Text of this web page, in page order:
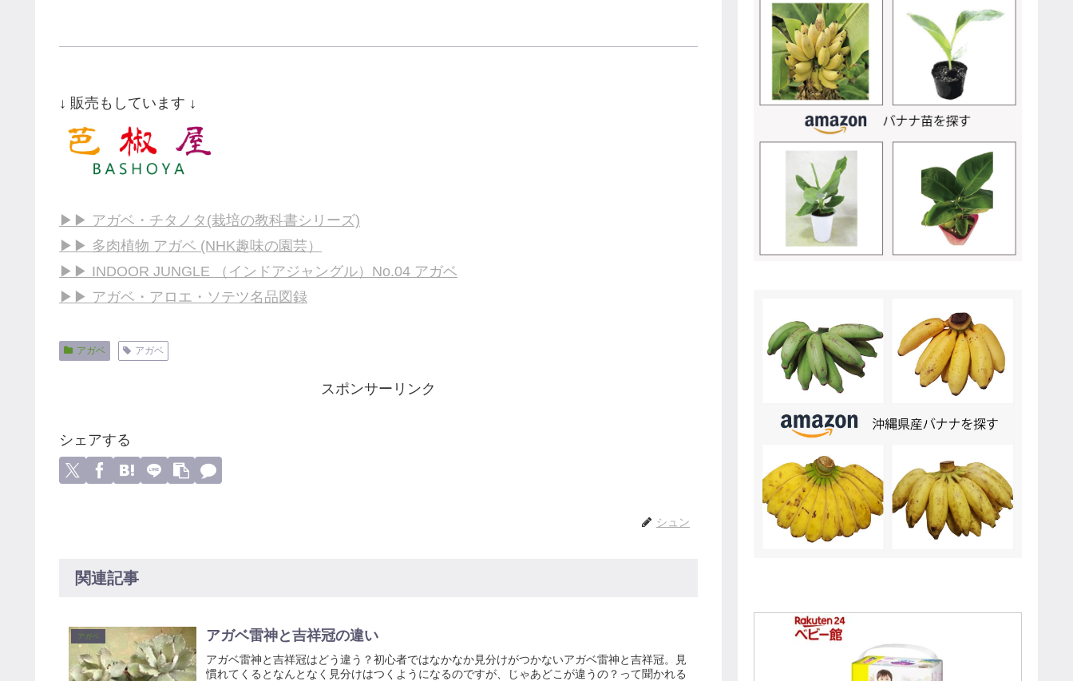
↓ 販売もしています ↓
▶▶ アガベ・チタノタ(栽培の教科書シリーズ)
▶▶ 多肉植物 アガベ (NHK趣味の園芸）
▶▶ INDOOR JUNGLE （インドアジャングル）No.04 アガベ
▶▶ アガベ・アロエ・ソテツ名品図録
アガベ アガベ
スポンサーリンク
シェアする
シュン
関連記事
アガベ アガベ雷神と吉祥冠の違い
アガベ雷神と吉祥冠はどう違う？初心者ではなかなか見分けがつかないアガベ雷神と吉祥冠。見
慣れてくるとなんとなく見分けはつくようになるのですが、じゃあどこが違うの？って聞かれる